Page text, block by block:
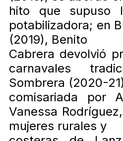
hito que supuso
potabilizadora; en
(2019), Benito
Cabrera devolvió
carnavales
Sombrera (2020-
comisariada por
Vanessa
mujeres rurales y